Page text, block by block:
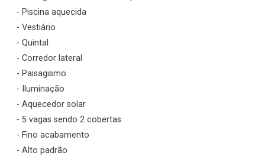
- Piscina aquecida
- Vestiário
- Quintal
- Corredor lateral
- Paisagismo
- Iluminação
- Aquecedor solar
- 5 vagas sendo 2 cobertas
- Fino acabamento
- Alto padrão